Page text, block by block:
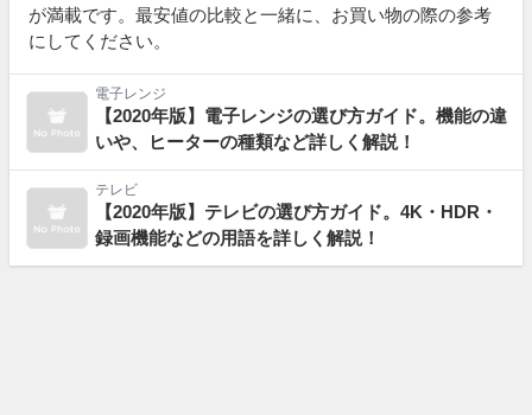
が満載です。最安値の比較と一緒に、お買い物の際の参考
にしてください。
電子レンジ
【2020年版】電子レンジの選び方ガイド。機能の違
いや、ヒーターの種類など詳しく解説！
テレビ
【2020年版】テレビの選び方ガイド。4K・HDR・
録画機能などの用語を詳しく解説！